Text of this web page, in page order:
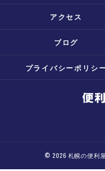
アクセス
ブログ
プライバシーポリシ
© 2026 札幌の便利屋